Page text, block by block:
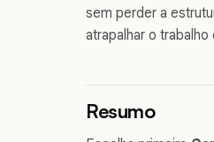
sem perder a
atrapalhar o trabalho
Resumo